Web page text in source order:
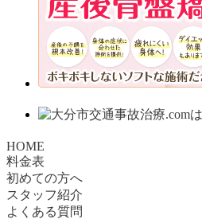
HOME
料金表
初めての方へ
スタッフ紹介
よくある質問